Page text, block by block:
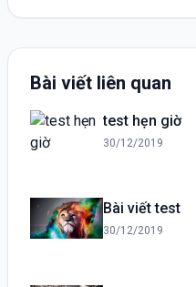
Bài viết liên quan
test hẹn giờ
30/12/2019
Bài viết test
30/12/2019